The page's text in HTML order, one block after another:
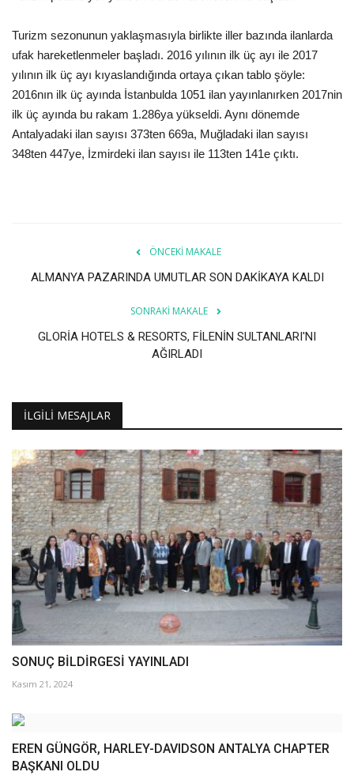
Turizm sezonunun yaklaşmasıyla birlikte iller bazında ilanlarda
ufak hareketlenmeler başladı. 2016 yılının ilk üç ayı ile 2017
yılının ilk üç ayı kıyaslandığında ortaya çıkan tablo şöyle:
2016nın ilk üç ayında İstanbulda 1051 ilan yayınlanırken 2017nin
ilk üç ayında bu rakam 1.286ya yükseldi. Aynı dönemde
Antalyadaki ilan sayısı 373ten 669a, Muğladaki ilan sayısı
348ten 447ye, İzmirdeki ilan sayısı ile 113ten 141e çıktı.
ÖNCEKI MAKALE
ALMANYA PAZARINDA UMUTLAR SON DAKİKAYA KALDI
SONRAKI MAKALE
GLORİA HOTELS & RESORTS, FİLENİN SULTANLARI'NI
AĞIRLADI
İLGILI MESAJLAR
SONUÇ BİLDİRGESİ YAYINLADI
Kasım 21, 2024
EREN GÜNGÖR, HARLEY-DAVIDSON ANTALYA CHAPTER
BAŞKANI OLDU